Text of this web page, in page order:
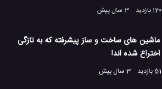
120 بازدید
3 سال پیش
ماشین های ساخت و ساز پیشرفته که به تازگی
اختراع شده اند!
51 بازدید
3 سال پیش